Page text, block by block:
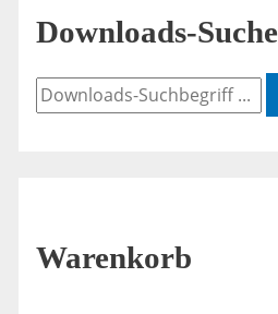
Downloads-Suche
Warenkorb